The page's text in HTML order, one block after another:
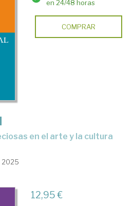
en 24/48 horas
COMPRAR
en el arte y la cultura
2025
12,95 €